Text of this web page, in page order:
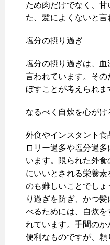
ため肉だけでなく、甘
た、髪によくないと言
塩分の摂り過ぎ
塩分の摂り過ぎは、血
言われています。その
ぼすことが考えられま
なるべく自炊を心がけ
外食やインスタント
ロリー過多や塩分過
います。限られた外
にいいとされる栄養
のも難しいことでし
り過ぎを防ぎ、かつ
べるためには、自炊
れています。手間の
便利なものですが、